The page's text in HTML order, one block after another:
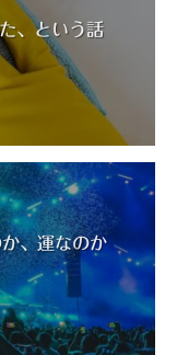
、という話
、運なのか